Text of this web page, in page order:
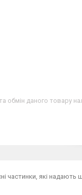
обмін даного товару
частинки, які надають